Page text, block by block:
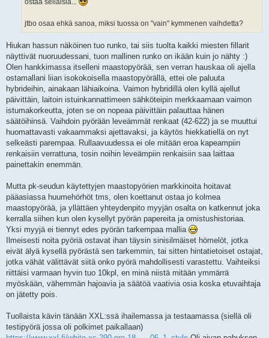
ostaa sellaisia...
jtbo osaa ehkä sanoa, miksi tuossa on "vain" kymmenen vaihdetta?
Hiukan hassun näköinen tuo runko, tai siis tuolta kaikki miesten fillarit
näyttivät nuoruudessani, tuon mallinen runko on ikään kuin jo nähty :)
Olen hankkimassa itselleni maastopyörää, sen verran hauskaa oli ajella
ostamallani liian isokokoisella maastopyörällä, ettei ole paluuta
hybrideihin, ainakaan lähiaikoina. Vaimon hybridillä olen kyllä ajellut
päivittäin, laitoin istuinkannattimeen sähköteipin merkkaamaan vaimon
istumakorkeutta, joten se on nopeaa päivittäin palauttaa hänen
säätöihinsä. Vaihdoin pyörään leveämmät renkaat (42-622) ja se muuttui
huomattavasti vakaammaksi ajettavaksi, ja käytös hiekkatiellä on nyt
selkeästi parempaa. Rullaavuudessa ei ole mitään eroa kapeampiin
renkaisiin verrattuna, tosin noihin leveämpiin renkaisiin saa laittaa
painettakin enemmän.
Mutta pk-seudun käytettyjen maastopyörien markkinoita hoitavat
pääasiassa huumehörhöt tms, olen koettanut ostaa jo kolmea
maastopyörää, ja yllättäen yhteydenpito myyjän osalta on katkennut joka
kerralla siihen kun olen kysellyt pyörän papereita ja omistushistoriaa.
Yksi myyjä ei tiennyt edes pyörän tarkempaa mallia
Ilmeisesti noita pyöriä ostavat ihan täysin sinisilmäiset hömelöt, jotka
eivät älyä kysellä pyörästä sen tarkemmin, tai sitten hintatietoiset ostajat,
jotka vähät välittävät siitä onko pyörä mahdollisesti varastettu. Vaihteiksi
riittäisi varmaan hyvin tuo 10kpl, en minä niistä mitään ymmärrä
myöskään, vähemmän hajoavia ja säätöä vaativia osia koska etuvaihtaja
on jätetty pois.
Tuollaista kävin tänään XXL:ssä ihailemassa ja testaamassa (siellä oli
testipyörä jossa oli polkimet paikallaan)